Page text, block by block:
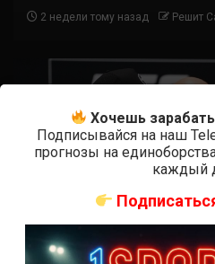
2 недели тому назад Решит
Хочешь
Подписывайся на наш
прогнозы на
каждый